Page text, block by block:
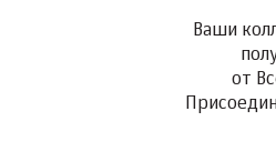
Ваши
от